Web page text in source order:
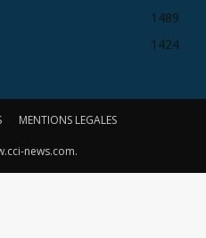
1489
1424
MENTIONS LEGALES
news.com.